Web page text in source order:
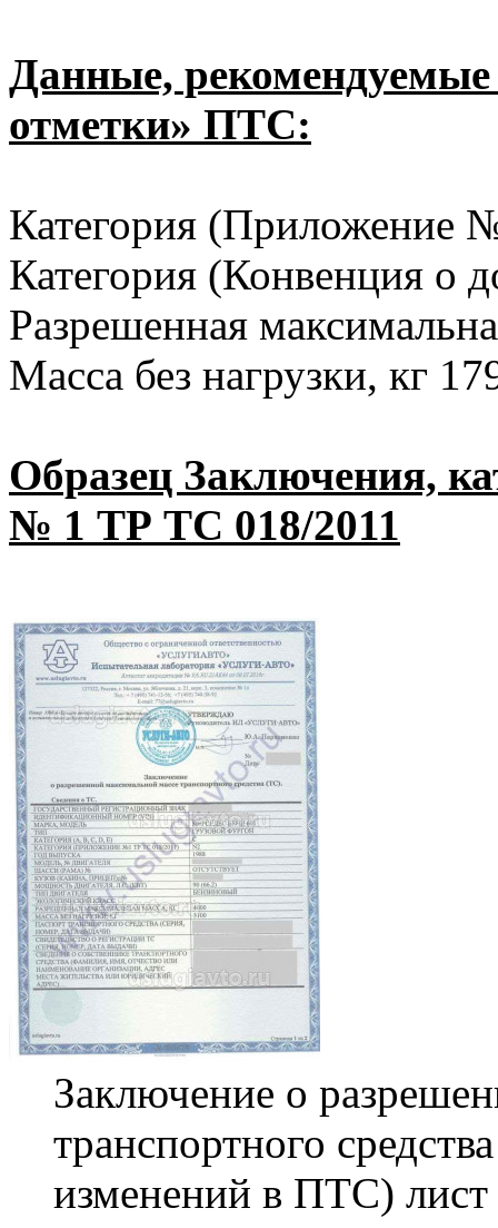
Данные,
отметки» ПТС:
Категория (Приложение
Категория (Конвенция о
Разрешенная
Масса без нагрузки, кг
Образец Заключения,
№ 1 ТР ТС 018/2011
Заключение о
транспортного
изменений в ПТС) лист